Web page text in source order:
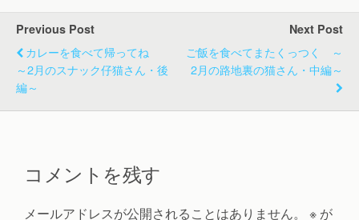
Previous Post
カレーを食べて帰ってね
～2月のスナック仔猫さん・後
編～
Next Post
ご飯を食べてまたくっつく ～
2月の路地裏の猫さん・中編～
コメントを残す
メールアドレスが公開されることはありません。 ※ が